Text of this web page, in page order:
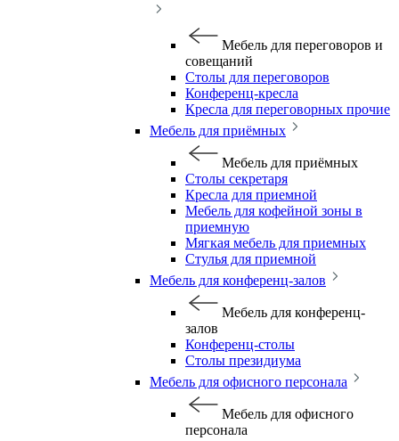
Мебель для переговоров и
совещаний
Столы для переговоров
Конференц-кресла
Кресла для переговорных прочие
Мебель для приёмных
Мебель для приёмных
Столы секретаря
Кресла для приемной
Мебель для кофейной зоны в
приемную
Мягкая мебель для приемных
Стулья для приемной
Мебель для конференц-залов
Мебель для конференц-
залов
Конференц-столы
Столы президиума
Мебель для офисного персонала
Мебель для офисного
персонала